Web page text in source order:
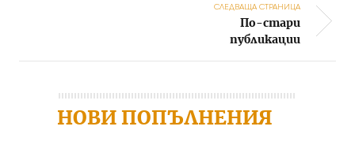
СЛЕДВАЩА СТРАНИЦА
По-стари
публикации
НОВИ ПОПЪЛНЕНИЯ